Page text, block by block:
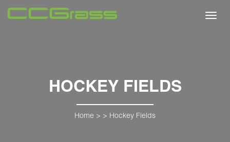
HOCKEY FIELDS
Home > > Hockey Fields